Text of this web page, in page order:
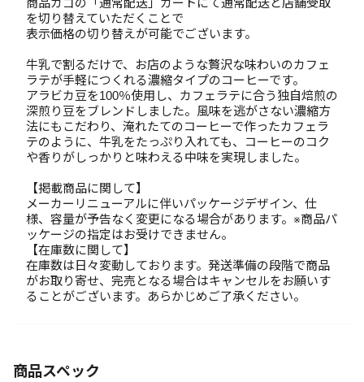
商品カゴの「通常配送」カートにて通常配送と店舗受取
を切り替えていただくことで
表示価格の切り替えが可能でございます。
牛乳で割るだけで、お店のような贅沢な味わいのカフェ
ラテが手軽につくれる濃縮タイプのコーヒーです。
アラビカ豆を100％使用し、カフェラテに合う独自焙煎の
深煎り豆をブレンドしました。風味を逃がさない濃縮方
法にもこだわり、淹れたてのコーヒーで作ったカフェラ
テのように、牛乳をたっぷり入れても、コーヒーのコク
や香りがしっかりと味わえる中味を実現しました。
【掲載商品に関して】
メーカーリニューアルに伴いパッケージデザイン、仕
様、容量が予告なく変更になる場合があります。※商品パ
ッケージの指定はお受けできません。
【在庫数に関して】
在庫数は日々変動しております。発送準備の段階で商品
がお取り寄せ、完売となる場合はキャンセルをお願いす
ることがございます。あらかじめご了承ください。
商品スペック